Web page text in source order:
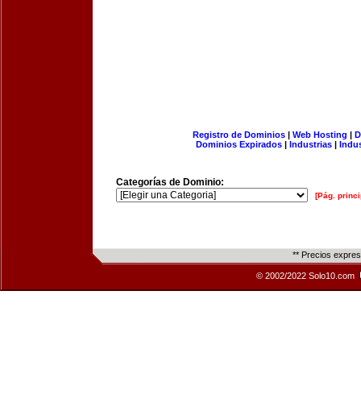
Registro de Dominios| Web Hosting |
Dominios Expirados | Industrias |
Categorías de Dominio:
[Pág.
** Precios
© 2002/2022 Solo10.com